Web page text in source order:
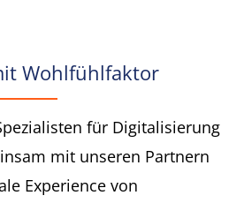
Wohlfühlfaktor
für Digitalisierung
mit unseren Partnern
Experience von